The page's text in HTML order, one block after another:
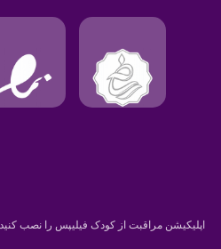
اپلیکیشن مراقبت از کودک فیلیپس را نصب